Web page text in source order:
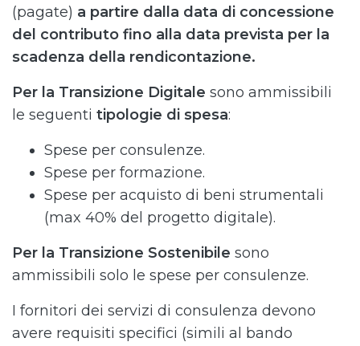
(pagate) a partire dalla data di concessione
del contributo fino alla data prevista per la
scadenza della rendicontazione.
Per la Transizione Digitale sono ammissibili
le seguenti tipologie di spesa:
Spese per consulenze.
Spese per formazione.
Spese per acquisto di beni strumentali
(max 40% del progetto digitale).
Per la Transizione Sostenibile sono
ammissibili solo le spese per consulenze.
I fornitori dei servizi di consulenza devono
avere requisiti specifici (simili al bando